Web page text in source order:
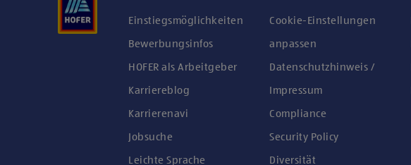
Einstiegsmöglichkeiten
Bewerbungsinfos
HOFER als Arbeitgeber
Karriereblog
Karrierenavi
Jobsuche
Leichte Sprache
Cookie-Einstellungen
anpassen
Datenschutzhinweis /
Impressum
Compliance
Security Policy
Diversität